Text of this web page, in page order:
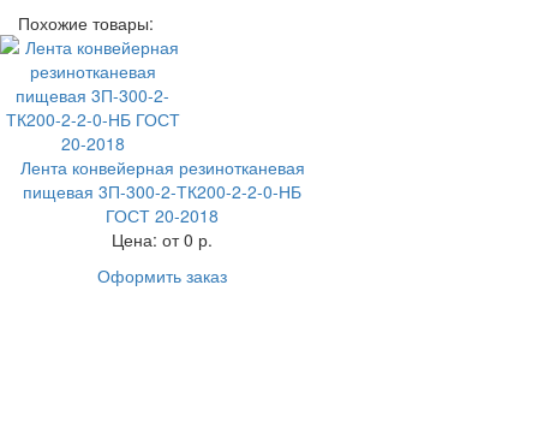
Похожие товары:
Лента конвейерная резинотканевая
пищевая 3П-300-2-ТК200-2-2-0-НБ
ГОСТ 20-2018
Цена: от 0 р.
Оформить заказ